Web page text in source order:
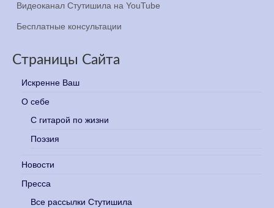
Видеоканал Стутишила на YouTube
Бесплатные консультации
Страницы Сайта
Искренне Ваш
О себе
С гитарой по жизни
Поэзия
Новости
Пресса
Все рассылки Стутишила